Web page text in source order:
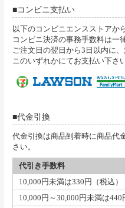
コンビニ支払い
以下のコンビニエンスストアか
コンビニ決済の事務手数料は一
ご注文日の翌日から3日以内に
ニのいずれかにてお支払い下さい
代金引換
代金引換は商品到着時に商品代
さい。
代引き手数料
10,000円未満は330円（税込）
10,000円～30,000円未満は440